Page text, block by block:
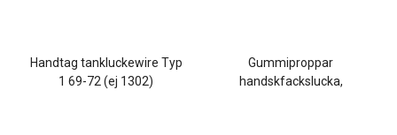
Handtag tankluckewire Typ
1 69-72 (ej 1302)
Gummiproppar
handskfackslucka,